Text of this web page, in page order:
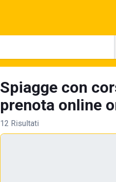
Spiagge con
prenota online
12 Risultati